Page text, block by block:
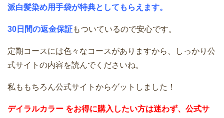
派白髪染め用手袋が特典としてもらえます。
30日間の返金保証もついているので安心です。
定期コースには色々なコースがありますから、しっかり公
式サイトの内容を読んでくださいね。
私ももちろん公式サイトからゲットしました！
デイラルカラー をお得に購入したい方は迷わず、公式サ